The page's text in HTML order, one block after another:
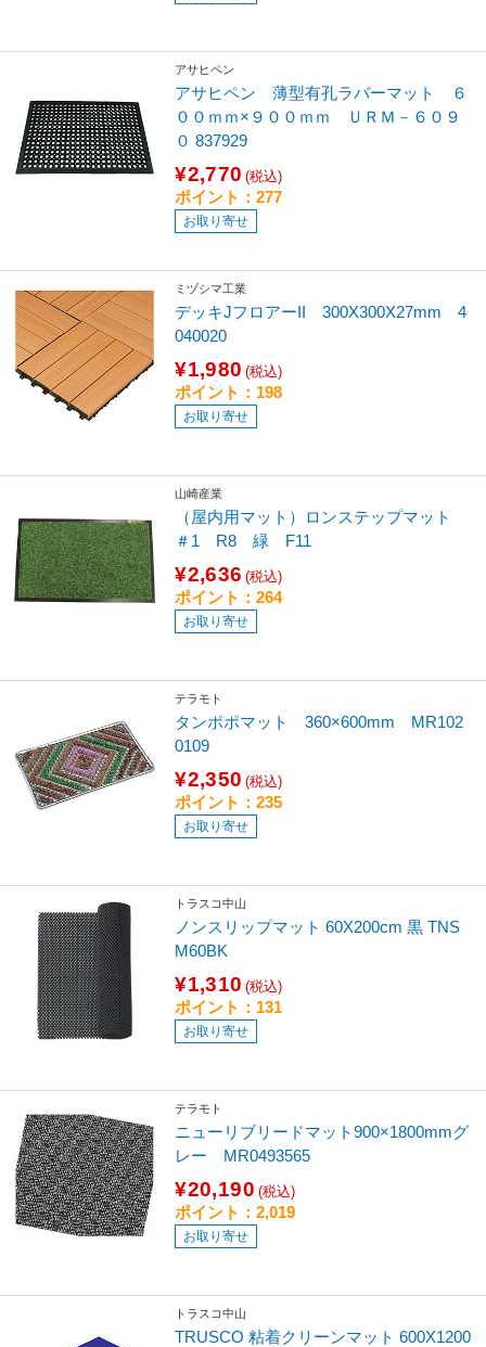
アサヒペン
アサヒペン 薄型有孔ラバーマット ６
００ｍｍ×９００ｍｍ ＵＲＭ－６０９
０ 837929
¥2,770 (税込)
ポイント：277
お取り寄せ
ミヅシマ工業
デッキJフロアーII 300X300X27mm 4
040020
¥1,980 (税込)
ポイント：198
お取り寄せ
山崎産業
（屋内用マット）ロンステップマット
＃1 R8 緑 F11
¥2,636 (税込)
ポイント：264
お取り寄せ
テラモト
タンポポマット 360×600mm MR102
0109
¥2,350 (税込)
ポイント：235
お取り寄せ
トラスコ中山
ノンスリップマット 60X200cm 黒 TNS
M60BK
¥1,310 (税込)
ポイント：131
お取り寄せ
テラモト
ニューリブリードマット900×1800mmグ
レー MR0493565
¥20,190 (税込)
ポイント：2,019
お取り寄せ
トラスコ中山
TRUSCO 粘着クリーンマット 600X1200